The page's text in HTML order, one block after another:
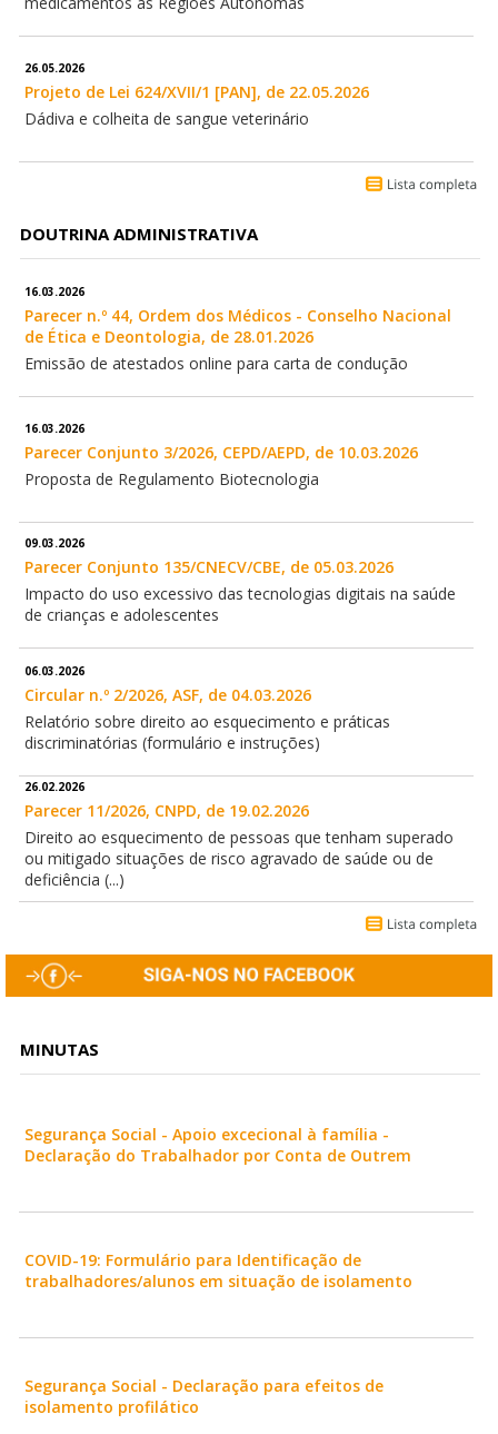
26.05.2026
Projeto de Lei 624/XVII/1 [PAN], de 22.05.2026
Dádiva e colheita de sangue veterinário
DOUTRINA ADMINISTRATIVA
16.03.2026
Parecer n.º 44, Ordem dos Médicos - Conselho Nacional
de Ética e Deontologia, de 28.01.2026
Emissão de atestados online para carta de condução
16.03.2026
Parecer Conjunto 3/2026, CEPD/AEPD, de 10.03.2026
Proposta de Regulamento Biotecnologia
09.03.2026
Parecer Conjunto 135/CNECV/CBE, de 05.03.2026
Impacto do uso excessivo das tecnologias digitais na saúde
de crianças e adolescentes
06.03.2026
Circular n.º 2/2026, ASF, de 04.03.2026
Relatório sobre direito ao esquecimento e práticas
discriminatórias (formulário e instruções)
26.02.2026
Parecer 11/2026, CNPD, de 19.02.2026
Direito ao esquecimento de pessoas que tenham superado
ou mitigado situações de risco agravado de saúde ou de
deficiência (...)
MINUTAS
Segurança Social - Apoio excecional à família -
Declaração do Trabalhador por Conta de Outrem
COVID-19: Formulário para Identificação de
trabalhadores/alunos em situação de isolamento
Segurança Social - Declaração para efeitos de
isolamento profilático